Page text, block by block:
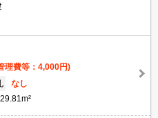
理費等：4,000円)
なし
29.81m²